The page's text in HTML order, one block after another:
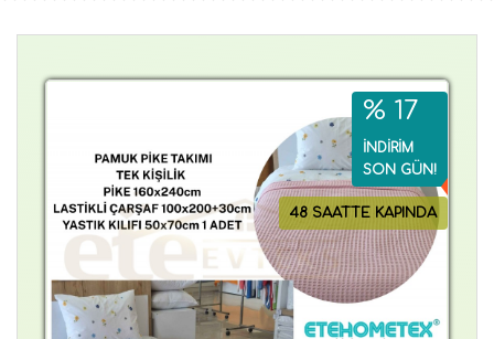
48 SAATTE KAPINDA
% 17
İNDİRİM
SON GÜN!